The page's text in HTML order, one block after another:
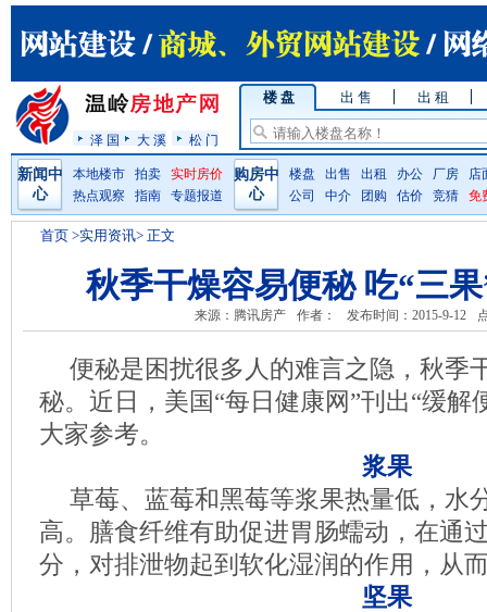
泽 国 大 溪 松 门
楼 盘 出 售 出 租
新闻中
心
本地楼市 拍卖
实时房价
热点观察
指南 专题报道
购房中
心
楼盘 出售 出租 办公 厂房
店
公司
中介 团购 估价 竞猜 免
首页 >实用资讯> 正文
秋季干燥容易便秘 吃“三
来源：腾讯房产 作者： 发布时间：2015-9-12
便秘是困扰很多人的难言之隐，秋季
秘。近日，美国“每日健康网”刊出“缓解
大家参考。
浆果
草莓、蓝莓和黑莓等浆果热量低，水
高。膳食纤维有助促进胃肠蠕动，在通
分，对排泄物起到软化湿润的作用，从
坚果